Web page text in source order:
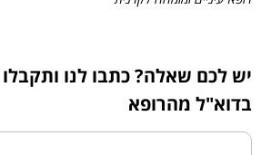
יש לכם שאלה? כתבו לנו
בדוא"ל מהרופא